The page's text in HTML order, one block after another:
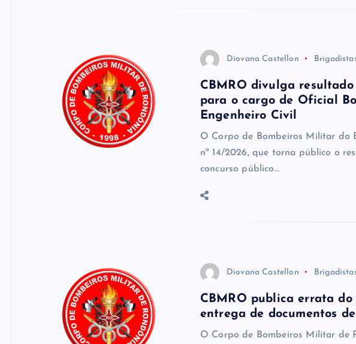
Diovana Castellon
CBMRO divulga
para o cargo de Oficial
Engenheiro Civil
O Corpo de Bombeiros Militar do
nº 14/2026, que torna público o
concurso público…
Diovana Castellon
CBMRO publica errata
entrega de documentos
O Corpo de Bombeiros Militar de